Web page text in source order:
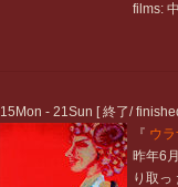
films:
15Mon - 21Sun [ 終了/
『 ウラ
昨年6
り取っ